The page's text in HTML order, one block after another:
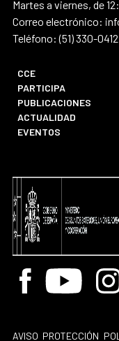
Martes a viernes, de
Correo electrónico:
Teléfono: (51) 330-0412
CCE
PARTICIPA
PUBLICACIONES
ACTUALIDAD
EVENTOS
Facebook
Youtube
AVISO PROTECCIÓN